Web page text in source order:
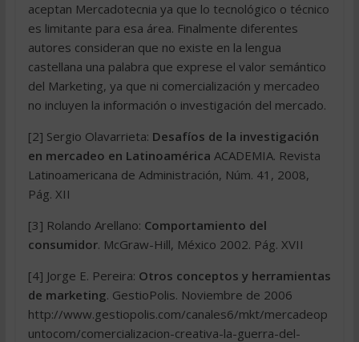
aceptan Mercadotecnia ya que lo tecnológico o técnico
es limitante para esa área. Finalmente diferentes
autores consideran que no existe en la lengua
castellana una palabra que exprese el valor semántico
del Marketing, ya que ni comercialización y mercadeo
no incluyen la información o investigación del mercado.
[2] Sergio Olavarrieta: Desafíos de la investigación
en mercadeo en Latinoamérica ACADEMIA. Revista
Latinoamericana de Administración, Núm. 41, 2008,
Pág. XII
[3] Rolando Arellano: Comportamiento del
consumidor. McGraw-Hill, México 2002. Pág. XVII
[4] Jorge E. Pereira: Otros conceptos y herramientas
de marketing. GestioPolis. Noviembre de 2006
http://www.gestiopolis.com/canales6/mkt/mercadeop
untocom/comercializacion-creativa-la-guerra-del-